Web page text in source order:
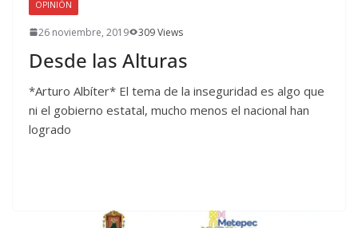
OPINIÓN
26 noviembre, 2019 309 Views
Desde las Alturas
*Arturo Albíter* El tema de la inseguridad es algo que
ni el gobierno estatal, mucho menos el nacional han
logrado